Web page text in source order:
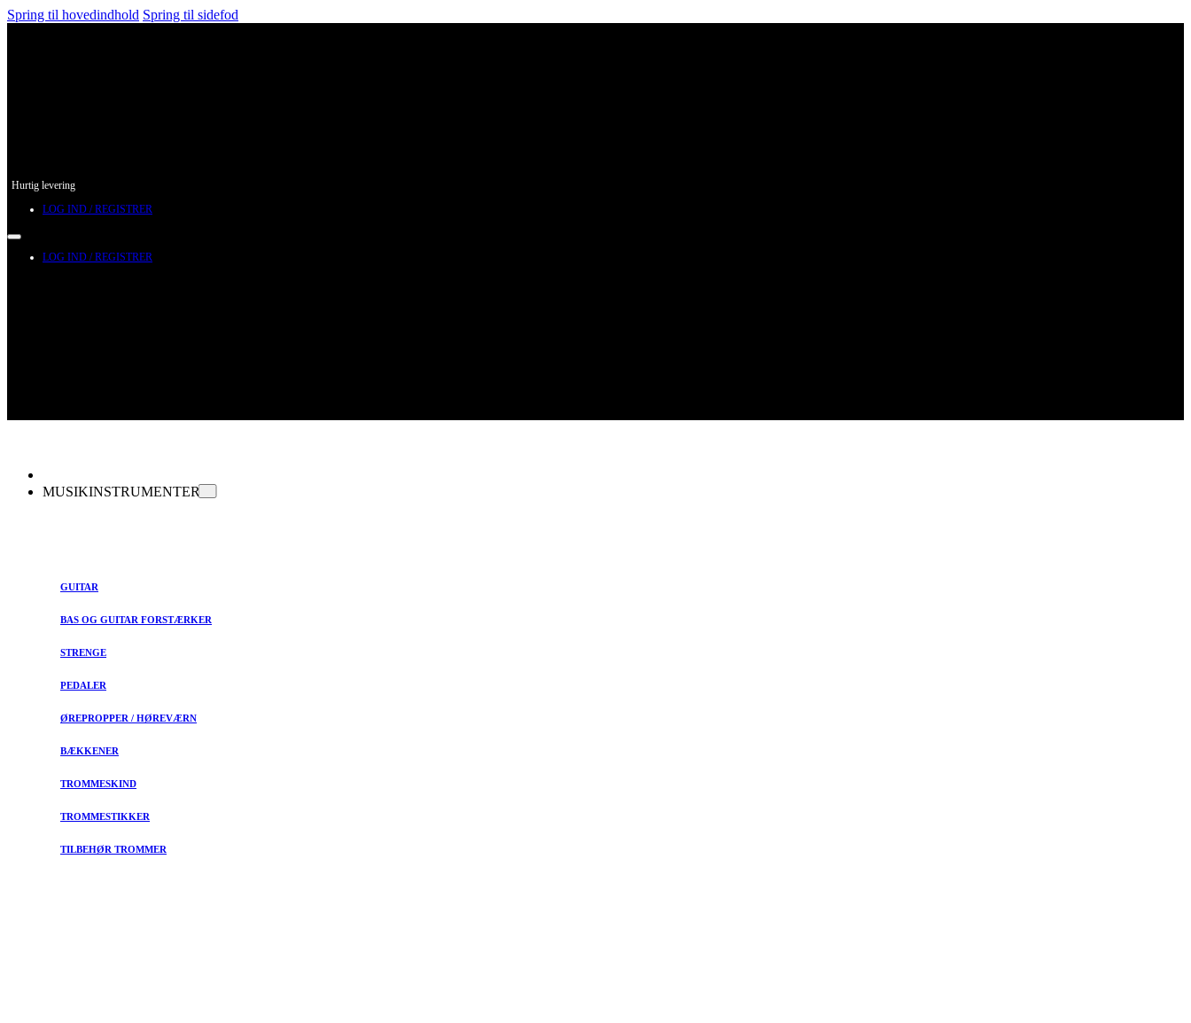
Spring til hovedindhold Spring til sidefod
Hurtig levering
LOG IND / REGISTRER
LOG IND / REGISTRER
MUSIKINSTRUMENTER
GUITAR
BAS OG GUITAR FORSTÆRKER
STRENGE
PEDALER
ØREPROPPER / HØREVÆRN
BÆKKENER
TROMMESKIND
TROMMESTIKKER
TILBEHØR TROMMER